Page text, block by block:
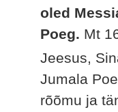
oled
Poeg. Mt
Jeesus,
Jumala
rõõmu ja